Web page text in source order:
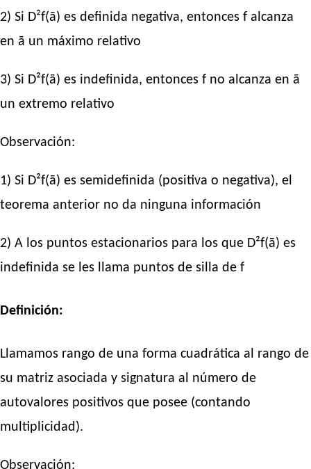
2) Si D²f(ā) es definida negativa, entonces f alcanza
en ā un máximo relativo
3) Si D²f(ā) es indefinida, entonces f no alcanza en ā
un extremo relativo
Observación:
1) Si D²f(ā) es semidefinida (positiva o negativa), el
teorema anterior no da ninguna información
2) A los puntos estacionarios para los que D²f(ā) es
indefinida se les llama puntos de silla de f
Definición:
Llamamos rango de una forma cuadrática al rango de
su matriz asociada y signatura al número de
autovalores positivos que posee (contando
multiplicidad).
Observación: